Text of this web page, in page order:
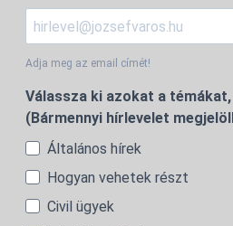
Adja meg az email címét!
Válassza ki azokat a
(Bármennyi hírlevelet
Általános hírek
Hogyan vehetek részt
Civil ügyek